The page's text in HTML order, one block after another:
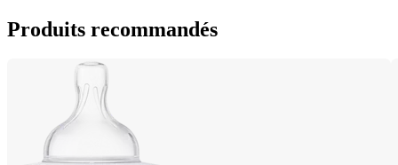
Produits recommandés